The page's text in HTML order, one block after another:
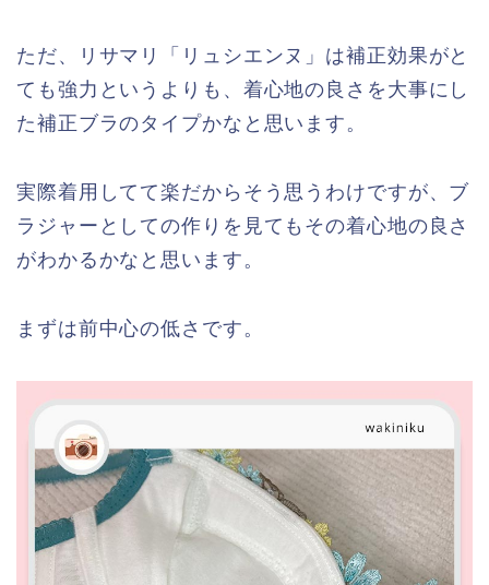
ただ、リサマリ「リュシエンヌ」は補正効果がと
ても強力というよりも、着心地の良さを大事にし
た補正ブラのタイプかなと思います。
実際着用してて楽だからそう思うわけですが、ブ
ラジャーとしての作りを見てもその着心地の良さ
がわかるかなと思います。
まずは前中心の低さです。